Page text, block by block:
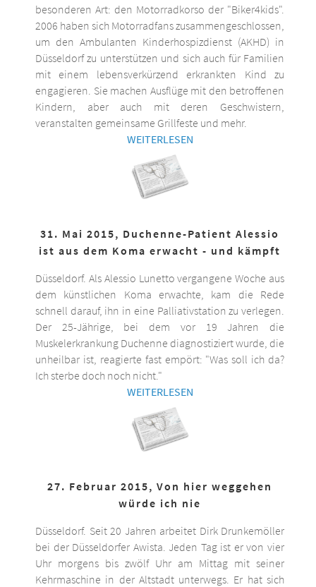
besonderen Art: den Motorradkorso der "Biker4kids".
2006 haben sich Motorradfans zusammengeschlossen,
um den Ambulanten Kinderhospizdienst (AKHD) in
Düsseldorf zu unterstützen und sich auch für Familien
mit einem lebensverkürzend erkrankten Kind zu
engagieren. Sie machen Ausflüge mit den betroffenen
Kindern, aber auch mit deren Geschwistern,
veranstalten gemeinsame Grillfeste und mehr.
WEITERLESEN
31. Mai 2015, Duchenne-Patient Alessio
ist aus dem Koma erwacht - und kämpft
Düsseldorf. Als Alessio Lunetto vergangene Woche aus
dem künstlichen Koma erwachte, kam die Rede
schnell darauf, ihn in eine Palliativstation zu verlegen.
Der 25-Jährige, bei dem vor 19 Jahren die
Muskelerkrankung Duchenne diagnostiziert wurde, die
unheilbar ist, reagierte fast empört: "Was soll ich da?
Ich sterbe doch noch nicht."
WEITERLESEN
27. Februar 2015, Von hier weggehen
würde ich nie
Düsseldorf. Seit 20 Jahren arbeitet Dirk Drunkemöller
bei der Düsseldorfer Awista. Jeden Tag ist er von vier
Uhr morgens bis zwölf Uhr am Mittag mit seiner
Kehrmaschine in der Altstadt unterwegs. Er hat sich